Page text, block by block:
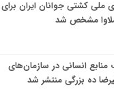
ملی کشتی جوانان ایران برای
مشخص شد
انسانی در سازمان‌های
ده بزرگی منتشر شد